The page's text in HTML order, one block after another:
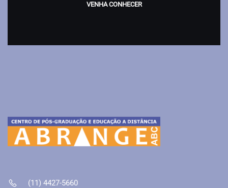
VENHA CONHECER
(11) 4427-5660